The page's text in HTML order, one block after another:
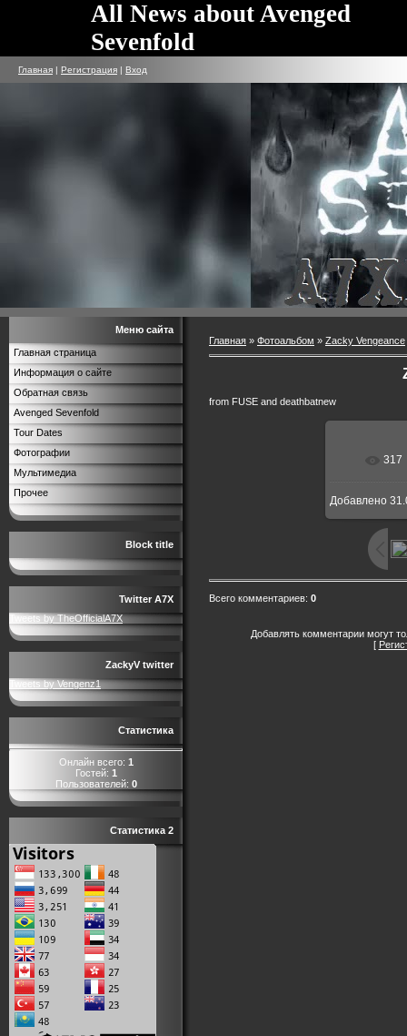
All News about Avenged
Sevenfold
Главная | Регистрация | Вход
Меню сайта
Главная страница
Информация о сайте
Обратная связь
Avenged Sevenfold
Tour Dates
Фотографии
Мультимедиа
Прочее
Block title
Twitter A7X
Tweets by TheOfficialA7X
ZackyV twitter
Tweets by Vengenz1
Статистика
Онлайн всего: 1
Гостей: 1
Пользователей: 0
Статистика 2
Главная » Фотоальбом » Zacky Vengeance
from FUSE and deathbatnew
317
Добавлено
Всего комментариев: 0
Добавлять комментарии могут
[